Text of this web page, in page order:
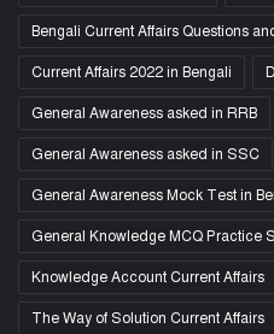
Bengali Current Affairs Questions
Current Affairs 2022 in Bengali
General Awareness asked in RRB
General Awareness asked in SSC
General Awareness Mock Test in
General Knowledge MCQ Practice
Knowledge Account Current Affairs
The Way of Solution Current Affairs